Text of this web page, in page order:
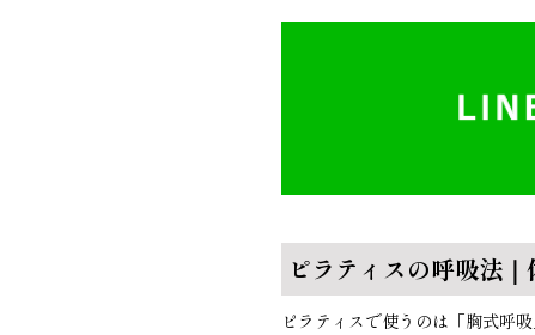
ピラティスの呼吸法｜
ピラティスで使うのは「胸式呼